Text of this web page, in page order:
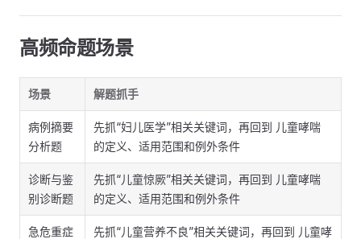
高频命题场景
场景 解题抓手
病例摘要
分析题
先抓“妇儿医学”相关关键词，再回到 儿童哮喘
的定义、适用范围和例外条件
诊断与鉴
别诊断题
先抓“儿童惊厥”相关关键词，再回到 儿童哮喘
的定义、适用范围和例外条件
急危重症
先抓“儿童营养不良”相关关键词，再回到 儿童哮